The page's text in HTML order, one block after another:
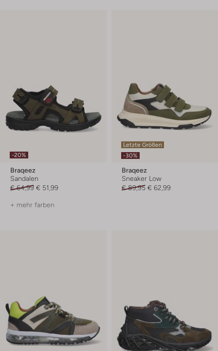
-20%
Braqeez
Sandalen
€ 64,99 € 51,99
+ mehr farben
Letzte Größen
-30%
Braqeez
Sneaker Low
€ 89,95 € 62,99